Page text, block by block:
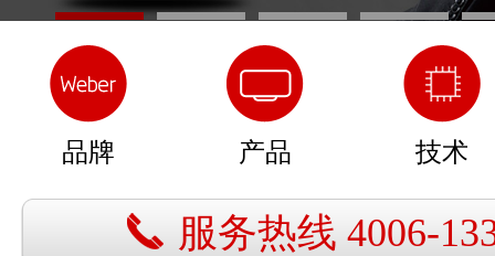
品牌 产品 技术
服务热线 4006-